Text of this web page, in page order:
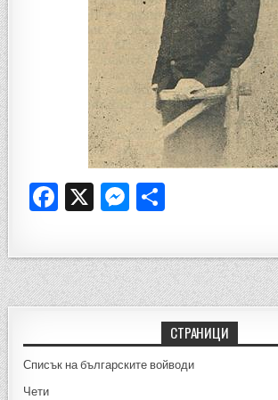
F
c
e
b
o
o
X
M
se
n
g
er
ar
e
СТРАНИЦИ
Списък на българските войводи
Чети